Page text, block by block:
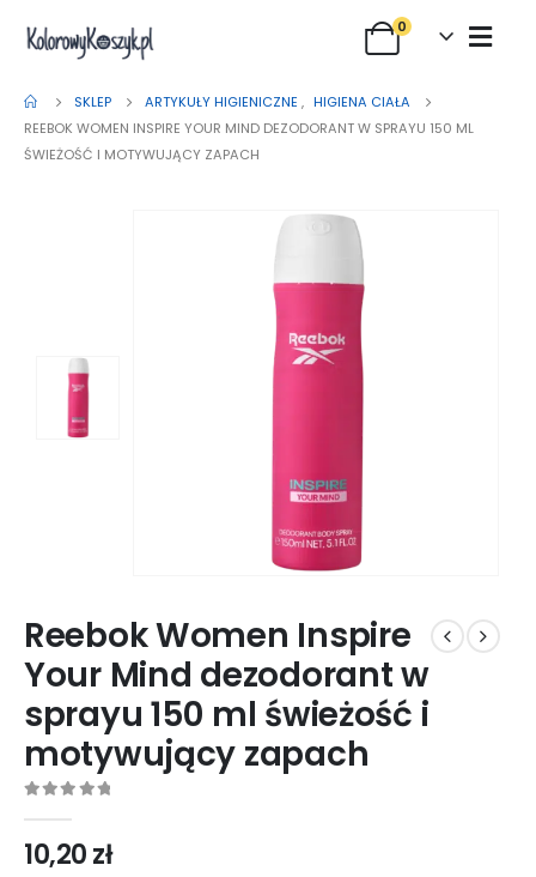
0
SKLEP ARTYKUŁY HIGIENICZNE , HIGIENA CIAŁA
REEBOK WOMEN INSPIRE YOUR MIND DEZODORANT W SPRAYU 150 ML
ŚWIEŻOŚĆ I MOTYWUJĄCY ZAPACH
Reebok Women Inspire
Your Mind dezodorant w
sprayu 150 ml świeżość i
motywujący zapach
10,20zł